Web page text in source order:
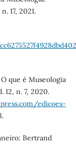
17, 2021.
O que é Museologia
12, n. 7, 2020.
edicoes-
Bertrand